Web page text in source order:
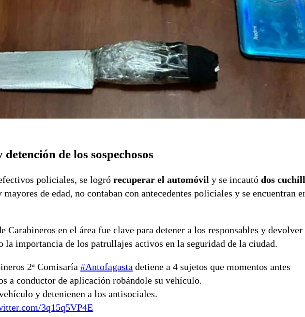
de los sospechosos
policiales, se logró recuperar el automóvil y se incautó dos
de edad, no contaban con antecedentes policiales y se encuentran
Carabineros en el área fue clave para detener a los responsables y devolver
la importancia de los patrullajes activos en la seguridad de la ciudad.
2ª Comisaría #Antofagasta detiene a 4 sujetos que momentos antes
a conductor de aplicación robándole su vehículo.
y detenienen a los antisociales.
3q15q5VP4E